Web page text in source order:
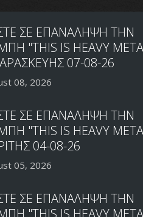
ΣΕ ΕΠΑΝΑΛΗΨΗ ΤΗΝ
"THIS IS HEAVY
07-08-26
08, 2026
ΣΕ ΕΠΑΝΑΛΗΨΗ ΤΗΝ
"THIS IS HEAVY
04-08-26
05, 2026
ΣΕ ΕΠΑΝΑΛΗΨΗ ΤΗΝ
"THIS IS HEAVY